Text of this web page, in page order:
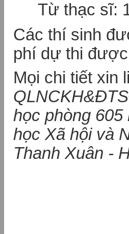
Từ thạc sĩ:
Các thí sinh
phí dự thi
Mọi chi tiết xin
học phòng
học Xã hội và
Thanh Xuân -